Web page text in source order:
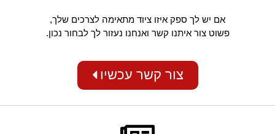
אם יש לך ספק איזו ציוד מתאימה לצרכים שלך,
פשוט צור איתנו קשר ואנחנו נעזור לך לבחור נכון.
צור קשר עכשיו